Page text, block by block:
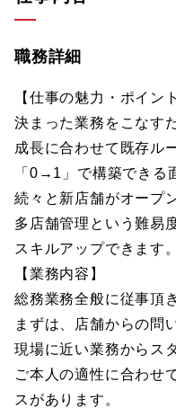
職務詳細
【仕事の魅力・ポイン
決まった業務をこなす
成長に合わせて既存ル
「0→1」で構築できる
続々と新店舗がオープ
多店舗管理という難易
スキルアップできます。
【業務内容】
総務業務全般に従事頂
まずは、店舗からの問
現場に近い業務からス
ご本人の適性に合わせ
スがあります。